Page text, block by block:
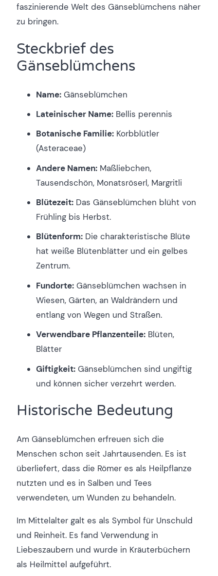
faszinierende Welt des Gänseblümchens näher
zu bringen.
Steckbrief des
Gänseblümchens
Name:Gänseblümchen
Lateinischer Name:Bellis perennis
Botanische Familie:Korbblütler
(Asteraceae)
Andere Namen:Maßliebchen,
Tausendschön, Monatsröserl, Margritli
Blütezeit:Das Gänseblümchen blüht von
Frühling bis Herbst.
Blütenform:Die charakteristische Blüte
hat weiße Blütenblätter und ein gelbes
Zentrum.
Fundorte:Gänseblümchen wachsen in
Wiesen, Gärten, an Waldrändern und
entlang von Wegen und Straßen.
Verwendbare Pflanzenteile:Blüten,
Blätter
Giftigkeit:Gänseblümchen sind ungiftig
und können sicher verzehrt werden.
Historische Bedeutung
Am Gänseblümchen erfreuen sich die
Menschen schon seit Jahrtausenden. Es ist
überliefert, dass die Römer es als Heilpflanze
nutzten und es in Salben und Tees
verwendeten, um Wunden zu behandeln.
Im Mittelalter galt es als Symbol für Unschuld
und Reinheit. Es fand Verwendung in
Liebeszaubern und wurde in Kräuterbüchern
als Heilmittel aufgeführt.